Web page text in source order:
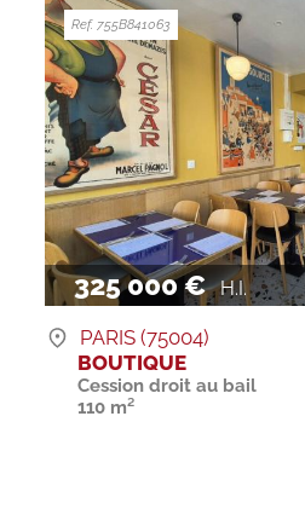
325 000 € H.I.
Ref. 755B841063
PARIS (75004)
BOUTIQUE
Cession droit au bail
110 m²